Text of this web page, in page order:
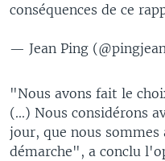
conséquences de ce
— Jean Ping
"Nous avons fait le
(...) Nous considérons
jour, que nous
démarche", a conclu